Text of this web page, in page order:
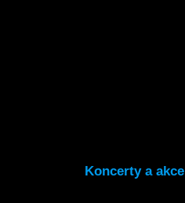
Koncerty a akce